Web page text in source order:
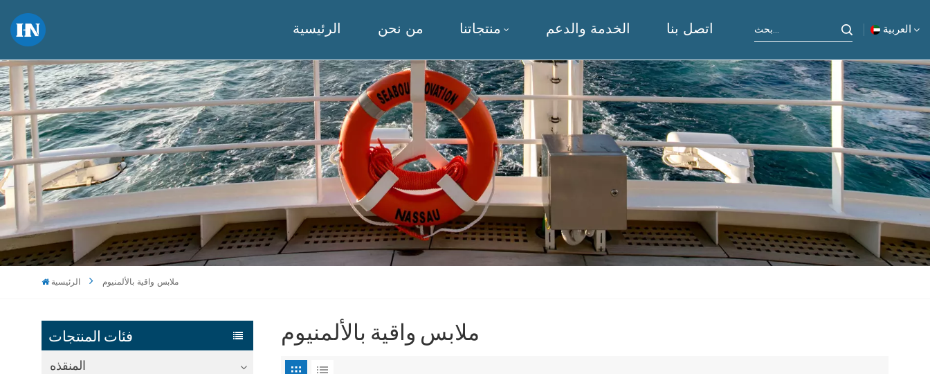
الرئيسية من نحن منتجاتنا الخدمة والدعم اتصل بنا العربية
English
русский
español
Indonesia
العربية
الرئيسية ملابس واقية بالألمنيوم
فئات المنتجات
المنقذه
ملابس واقية بالألمنيوم